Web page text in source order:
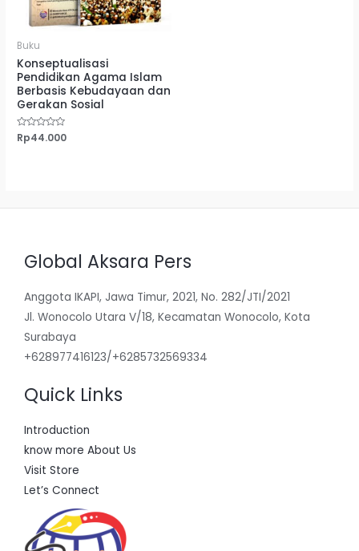
Buku
Konseptualisasi
Pendidikan Agama Islam
Berbasis Kebudayaan dan
Gerakan Sosial
Dinilai
0
Rp44.000
Global Aksara Pers
Anggota IKAPI, Jawa Timur, 2021, No. 282/JTI/2021
Jl. Wonocolo Utara V/18, Kecamatan Wonocolo, Kota
Surabaya
+628977416123/+6285732569334
Quick Links
Introduction
know more About Us
Visit Store
Let’s Connect